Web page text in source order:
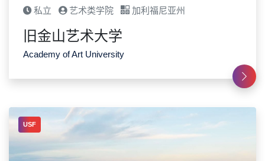
私立 艺术类学院 加利福尼亚州
旧金山艺术大学
Academy of Art University
USF